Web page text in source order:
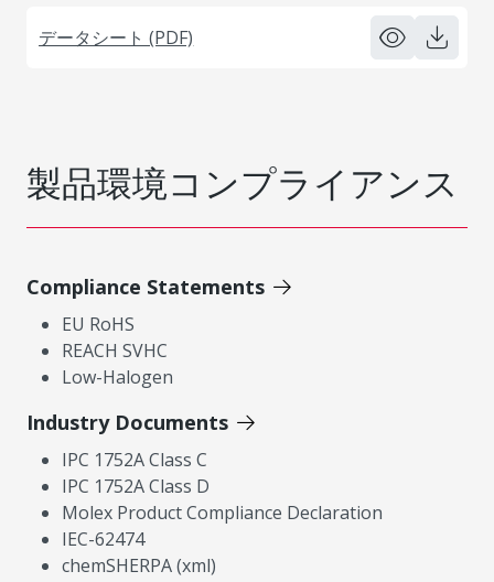
データシート (PDF)
製品環境コンプライアンス
Compliance Statements
EU RoHS
REACH SVHC
Low-Halogen
Industry Documents
IPC 1752A Class C
IPC 1752A Class D
Molex Product Compliance Declaration
IEC-62474
chemSHERPA (xml)